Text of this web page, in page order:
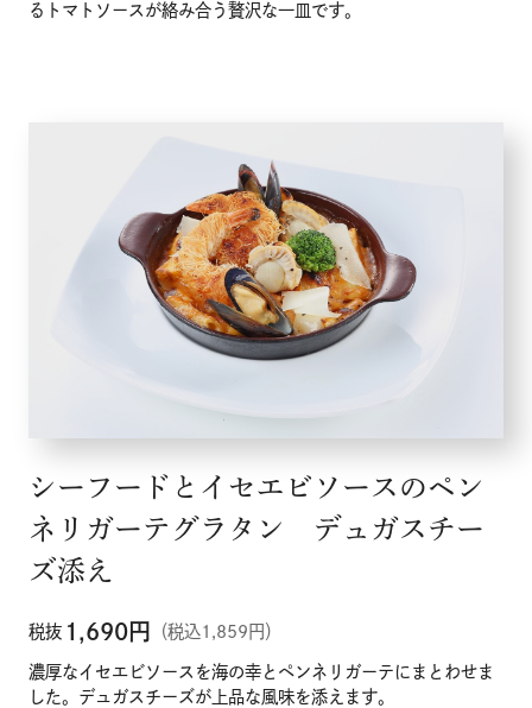
るトマトソースが絡み合う贅沢な一皿です。
シーフードとイセエビソースのペン
ネリガーテグラタン デュガスチー
ズ添え
税抜 1,690円 （税込1,859円）
濃厚なイセエビソースを海の幸とペンネリガーテにまとわせま
した。デュガスチーズが上品な風味を添えます。